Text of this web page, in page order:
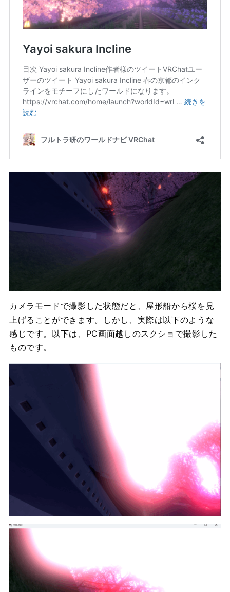
カメラモードで撮影した状態だと、屋形船から桜を見
上げることができます。しかし、実際は以下のような
感じです。以下は、PC画面越しのスクショで撮影した
ものです。